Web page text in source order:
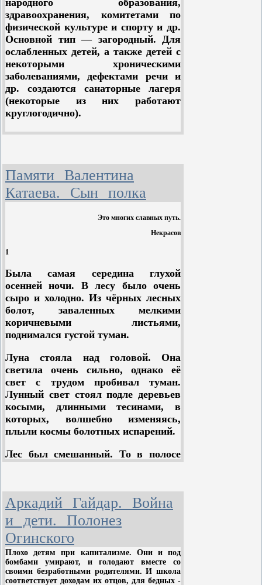
отличается глубоким
проникновением в психологию
крестьянина, богатством языка,
лирико-романтической
приподнятостью стиля, обилием
фольклорных и этнографических
элементов.
народного образования,
здравоохранения, комитетами по
физической культуре и спорту и др.
Основной тип — загородный. Для
ослабленных детей, а также детей с
некоторыми хроническими
заболеваниями, дефектами речи и
др. создаются санаторные лагеря
(некоторые из них работают
круглогодично).
Для пионеров и школьников,
лагеря, в которых дети находятся в
дневное время. Над городскими
пионерскими лагерями шефствуют
организации. Получают развитие
колхозные, межколхозные
пион
технических училищ организуются
оздоровительные, спортивные,
военно-спортивные, туристские,
профильные (юных техников,
натуралистов, геологов и др.)
лагеря, а также лагеря труда и
сельских школ, колхозов, совхозов).
Памяти Валентина
Катаева. Сын полка
Это многих славных путь.
Некрасов
1
Была самая середина глухой
осенней ночи. В лесу было очень
сыро и холодно. Из чёрных лесных
болот, заваленных мелкими
коричневыми листьями,
поднимался густой туман.
Луна стояла над головой. Она
светила очень сильно, однако её
свет с трудом пробивал туман.
Лунный свет стоял подле деревьев
косыми, длинными тесинами, в
которых, волшебно изменяясь,
плыли космы болотных испарений.
Лес был смешанный. То в полосе
громадной ели, похожий на
многоэтажный терем; то вдруг в
отдалении появлялась белая
колоннада берёз; то на прогалине,
на фоне белого, лунного неба,
распавшегося на куски, как
простокваша, тонко рисовались
голые ветки осин, уныло
Аркадий Гайдар. Война
и дети. Полонез
Огинского
Плохо детям при капитализме. Они и под
бомбами умирают, и голодают вместе со
своими безработными родителями. И школа
соответствует доходам их отцов, для бедных -